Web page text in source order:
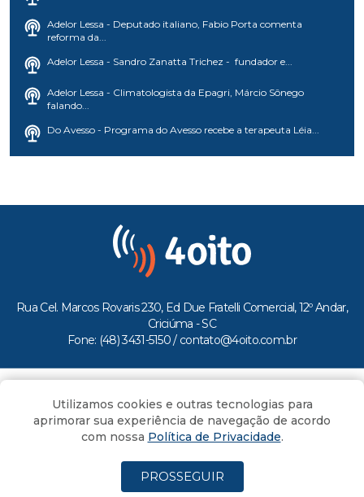
Adelor Lessa - Deputado italiano, Fabio Porta comenta
reforma da...
Adelor Lessa - Sandro Zanatta Trichez - fundador e...
Adelor Lessa - Climatologista da Epagri, Márcio Sônego
falando...
Do Avesso - Programa do Avesso recebe a terapeuta Léia...
Rua Cel. Marcos Rovaris 230, Ed Due Fratelli Comercial, 12º Andar,
Criciúma - SC
Fone: (48) 3431-5150 / contato@4oito.com.br
Todos os direitos reservados ao Portal 4oito
Utilizamos cookies e outras tecnologias para
aprimorar sua experiência de navegação de acordo
com nossa Política de Privacidade.
PROSSEGUIR